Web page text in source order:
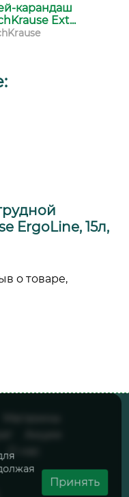
карандаш
Ext...
ErgoLine, 15л,
о товаре,
О нас
Принять